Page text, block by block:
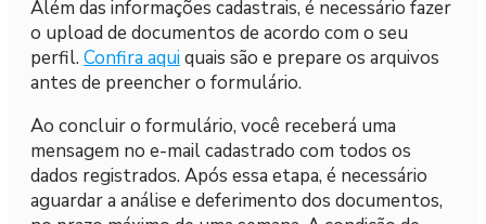
Além das informações cadastrais, é necessário fazer
o upload de documentos de acordo com o seu
perfil.Confira aquiquais são e prepare os arquivos
antes de preencher o formulário.
Ao concluir o formulário, você receberá uma
mensagem no e-mail cadastrado com todos os
dados registrados. Após essa etapa, é necessário
aguardar a análise e deferimento dos documentos,